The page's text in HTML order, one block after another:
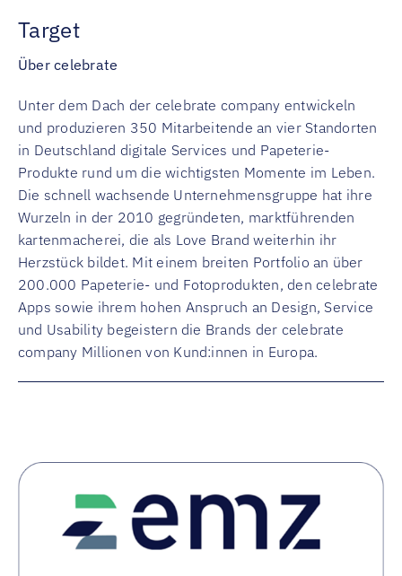
Target
Über celebrate
Unter dem Dach der celebrate company entwickeln
und produzieren 350 Mitarbeitende an vier Standorten
in Deutschland digitale Services und Papeterie-
Produkte rund um die wichtigsten Momente im Leben.
Die schnell wachsende Unternehmensgruppe hat ihre
Wurzeln in der 2010 gegründeten, marktführenden
kartenmacherei, die als Love Brand weiterhin ihr
Herzstück bildet. Mit einem breiten Portfolio an über
200.000 Papeterie- und Fotoprodukten, den celebrate
Apps sowie ihrem hohen Anspruch an Design, Service
und Usability begeistern die Brands der celebrate
company Millionen von Kund:innen in Europa.